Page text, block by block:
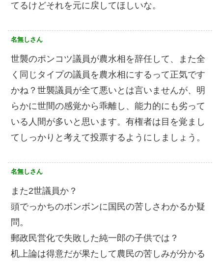
てるけどそれを元に戻してほしいな。
名無しさん
世襲のポンコツ議員が農水相を辞任して、また全
く同じタイプの議員を農水相にするって正気です
かね？世襲議員が全て悪いとは言いませんが、明
らかに世間の感覚から乖離し、能力的にも劣って
いる人間が多いと思います。有権者は目を覚まし
てしっかりと考えて投票するようにしましょう。
名無しさん
また2世議員か？
頭でっかちのボンボンに国民の苦しさわかるか疑
問。
郵政民営化で失敗した純一郎の子供では？
机上論は得意だが果たして農民の苦しみが分かる